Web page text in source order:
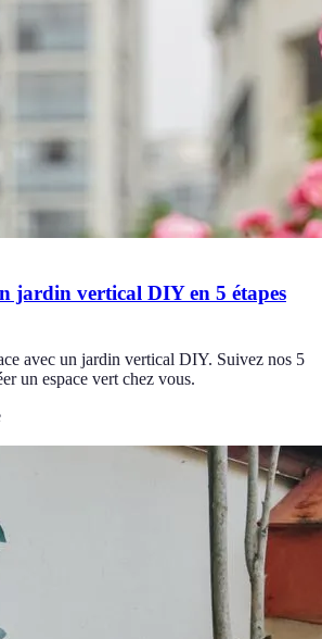
jardin vertical DIY en 5 étapes
avec un jardin vertical DIY. Suivez nos 5
un espace vert chez vous.